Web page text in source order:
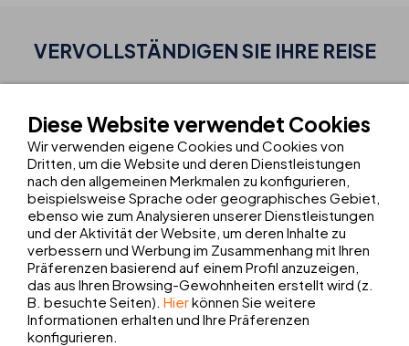
VERVOLLSTÄNDIGEN SIE IHRE REISE
TRANSFER + AUSFLÜGE
Buchen Sie Ihren Transfer und Ihre Ausflüge
MIETEN SIE EIN AUTO
Reservieren Sie Ihr Auto bei Europcar
Verein ASOCIACIÓN CRISTÓBAL
COLÓN
Besuchen Sie die Ausstellung auf Mallorca
Diese Website verwendet Cookies
Wir verwenden eigene Cookies und Cookies von
Dritten, um die Website und deren Dienstleistungen
nach den allgemeinen Merkmalen zu konfigurieren,
beispielsweise Sprache oder geographisches Gebiet,
ebenso wie zum Analysieren unserer Dienstleistungen
und der Aktivität der Website, um deren Inhalte zu
verbessern und Werbung im Zusammenhang mit Ihren
Präferenzen basierend auf einem Profil anzuzeigen,
das aus Ihren Browsing-Gewohnheiten erstellt wird (z.
B. besuchte Seiten). Hierkönnen Sie weitere
Informationen erhalten und Ihre Präferenzen
konfigurieren.